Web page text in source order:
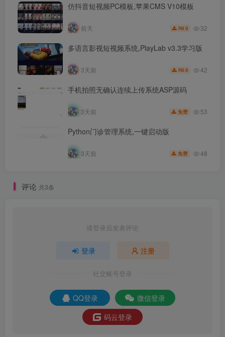
仿抖音短视频PC模板,苹果CMS V10模板
前天 R9.9 32
多语言影视短视频系统,PlayLab v3.3学习版
3天前 R9.9 42
手机拍照无确认连续上传系统ASP源码
3天前 免费 53
Python门诊管理系统,一键启动版
3天前 免费 48
评论 共3条
请登录后发表评论
登录 注册
社交账号登录
QQ登录
微信登录
码云登录